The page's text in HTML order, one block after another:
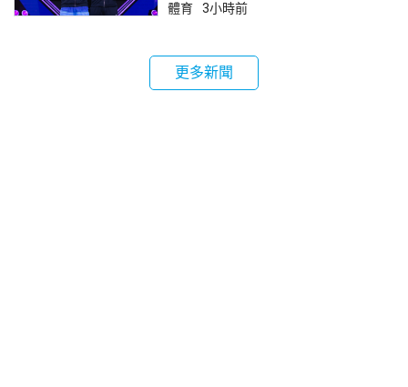
體育 3小時前
更多新聞